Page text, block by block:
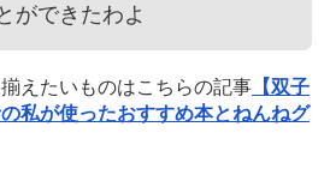
ができたわよ
えたいものはこちらの記事 【双子
私が使ったおすすめ本とねんねグ